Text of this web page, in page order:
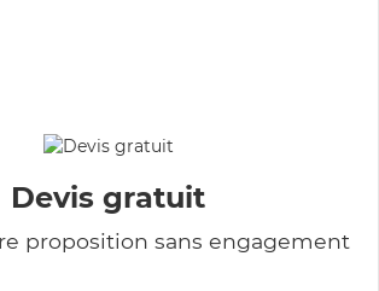
Devis gratuit
proposition sans engagement